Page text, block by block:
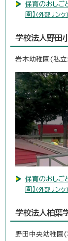
保育のおしご
園】 （外部リンク）
学校法人野田
岩木幼稚園(私
保育のおしご
園】 （外部リンク）
学校法人柏葉
野田中央幼稚園